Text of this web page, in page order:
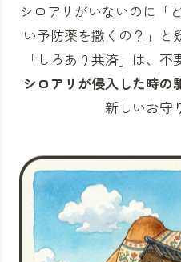
シロアリがいないのに「
い予防薬を撒くの？」と
「しろあり共済」 は、不
シロアリが侵入した時の
新しいお守